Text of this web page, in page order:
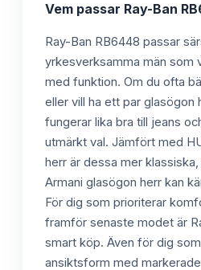
Vem passar Ray-Ban
Ray-Ban RB6448 passar
yrkesverksamma män som
med funktion. Om du ofta
eller vill ha ett par glasögon
fungerar lika bra till jeans
utmärkt val. Jämfört med
herr är dessa mer
Armani glasögon herr kan
För dig som prioriterar
framför senaste modet är
smart köp. Även för dig
ansiktsform med